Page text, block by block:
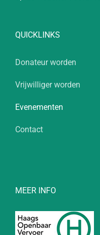
QUICKLINKS
Donateur worden
Vrijwilliger worden
Evenementen
Contact
MEER INFO